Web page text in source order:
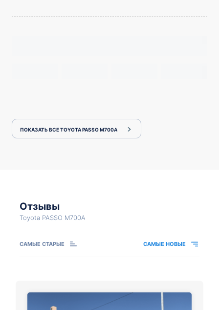
ПОКАЗАТЬ ВСЕ TOYOTA PASSO M700A
Отзывы
Toyota PASSO M700A
САМЫЕ СТАРЫЕ САМЫЕ НОВЫЕ